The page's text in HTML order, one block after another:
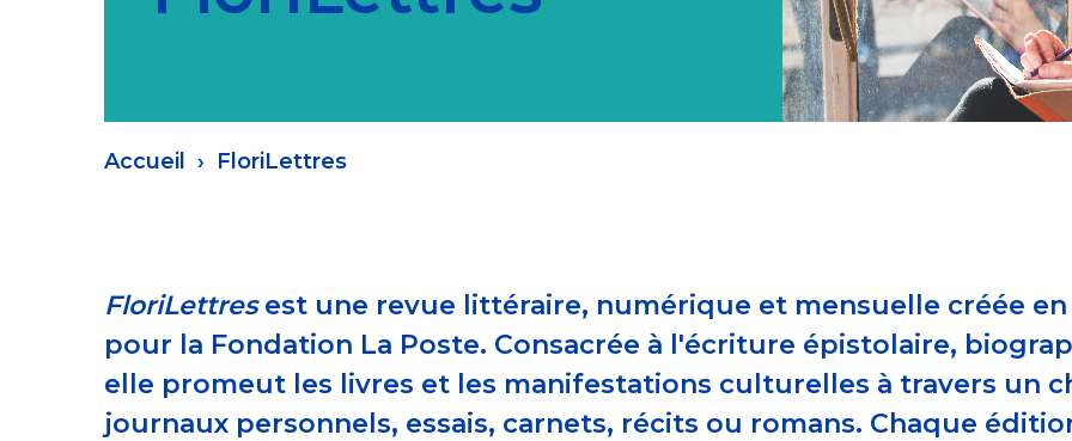
Fil
Accueil FloriLettres
FloriLettresest une revue littéraire, numérique et mensuelle créée
pour la Fondation La Poste. Consacrée à l'écriture épistolaire,
elle promeut les livres et les manifestations culturelles à travers un
journaux personnels, essais, carnets, récits ou romans. Chaque